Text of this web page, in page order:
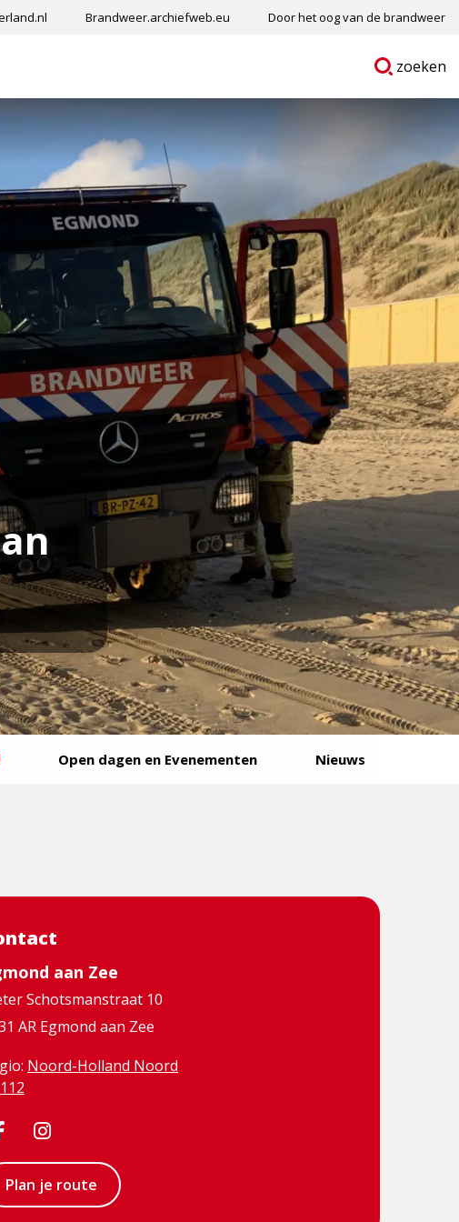
Brandweer.archiefweb.eu Door het oog van de brandweer
Ga
zoeken
Open dagen en Evenementen Nieuws
aan Zee
Schotsmanstraat 10
AR Egmond aan Zee
Noord-Holland Noord
112
Visit
Facebook
page
Visit
Instagram
page
Plan je route